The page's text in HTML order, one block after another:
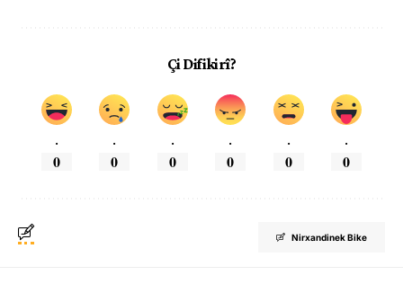
Çi Difikirî?
.
0
.
0
.
0
.
0
.
0
.
0
Nirxandinek Bike